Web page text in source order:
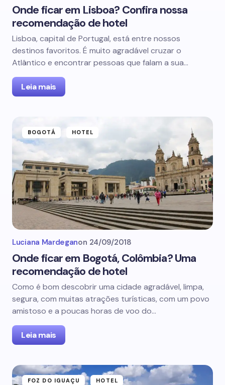
Onde ficar em Lisboa? Confira nossa
recomendação de hotel
Lisboa, capital de Portugal, está entre nossos
destinos favoritos. É muito agradável cruzar o
Atlântico e encontrar pessoas que falam a sua…
Leia mais
BOGOTÁ HOTEL
Luciana Mardeganon 24/09/2018
Onde ficar em Bogotá, Colômbia? Uma
recomendação de hotel
Como é bom descobrir uma cidade agradável, limpa,
segura, com muitas atrações turísticas, com um povo
amistoso e a poucas horas de voo do…
Leia mais
FOZ DO IGUAÇU HOTEL